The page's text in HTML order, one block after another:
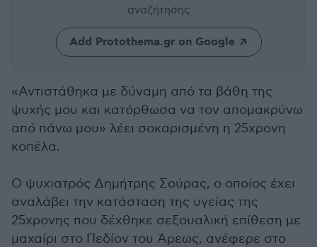
αναζήτησης
Add Protothema.gr on Google
«Αντιστάθηκα με δύναμη από τα βάθη της
ψυχής μου και κατόρθωσα να τον απομακρύνω
από πάνω μου» λέει σοκαρισμένη η 25χρονη
κοπέλα.
Ο ψυχιατρός Δημήτρης Σούρας, ο οποίος έχει
αναλάβει την κατάσταση της υγείας της
25χρονης που δέχθηκε σεξουαλική επίθεση με
μαχαίρι στο Πεδίον του Άρεως, ανέφερε στο